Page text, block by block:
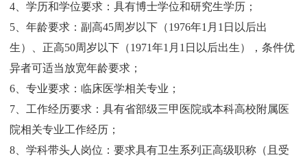
4、学历和学位要求：具有博士学位和研究生学历；
5、年龄要求：副高45周岁以下（1976年1月1日以后出
生）、正高50周岁以下（1971年1月1日以后出生），条件优
异者可适当放宽年龄要求；
6、专业要求：临床医学相关专业；
7、工作经历要求：具有省部级三甲医院或本科高校附属医
院相关专业工作经历；
8、学科带头人岗位：要求具有卫生系列正高级职称（且受